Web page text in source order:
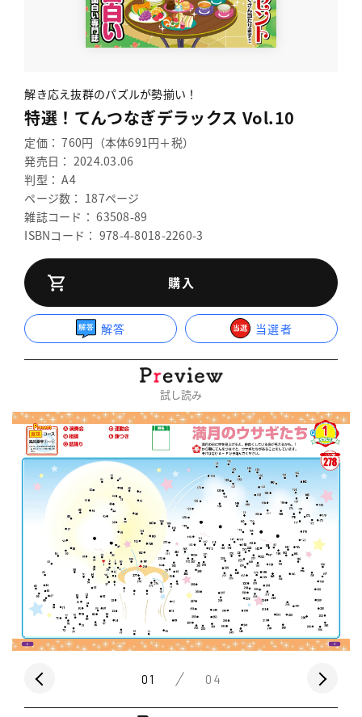
解き応え抜群のパズルが勢揃い！
特選！てんつなぎデラックス Vol.10
定価： 760円（本体691円＋税）
発売日： 2024.03.06
判型： A4
ページ数： 187ページ
雑誌コード： 63508-89
ISBNコード： 978-4-8018-2260-3
購入
解答 当選者
試し読み
01 04